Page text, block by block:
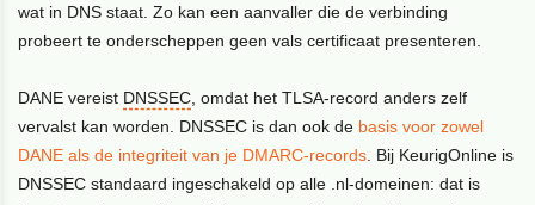
wat in DNS staat. Zo kan een aanvaller die de verbinding
probeert te onderscheppen geen vals certificaat presenteren.
DANE vereist DNSSEC , omdat het TLSA-record anders zelf
vervalst kan worden. DNSSEC is dan ook de basis voor zowel
DANE als de integriteit van je DMARC-records . Bij KeurigOnline is
DNSSEC standaard ingeschakeld op alle .nl-domeinen: dat is